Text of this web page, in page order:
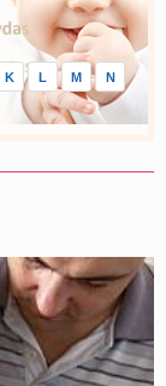
K L M N